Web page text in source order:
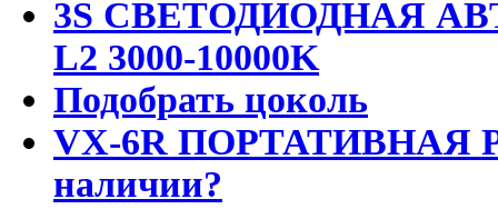
3S СВЕТОДИОДНАЯ
L2 3000-10000K
Подобрать цоколь
VX-6R ПОРТАТИВНАЯ
наличии?